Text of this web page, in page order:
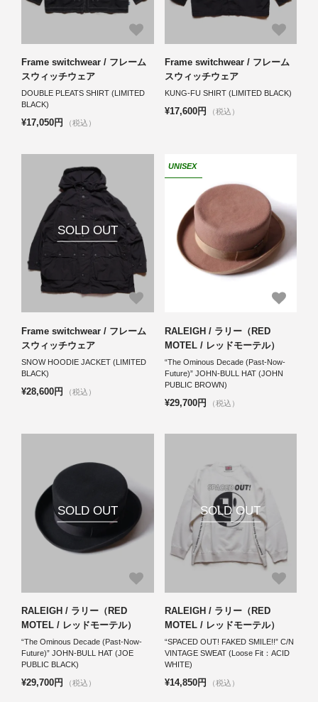
Frame switchwear / フレーム
スウィッチウェア
DOUBLE PLEATS SHIRT (LIMITED
BLACK)
¥17,050円 （税込）
Frame switchwear / フレーム
スウィッチウェア
KUNG-FU SHIRT (LIMITED BLACK)
¥17,600円 （税込）
SOLD OUT
Frame switchwear / フレーム
スウィッチウェア
SNOW HOODIE JACKET (LIMITED
BLACK)
¥28,600円 （税込）
UNISEX
RALEIGH / ラリー（RED
MOTEL / レッドモーテル）
“The Ominous Decade (Past-Now-
Future)” JOHN-BULL HAT (JOHN
PUBLIC BROWN)
¥29,700円 （税込）
SOLD OUT
RALEIGH / ラリー（RED
MOTEL / レッドモーテル）
“The Ominous Decade (Past-Now-
Future)” JOHN-BULL HAT (JOE
PUBLIC BLACK)
¥29,700円 （税込）
SOLD OUT
RALEIGH / ラリー（RED
MOTEL / レッドモーテル）
“SPACED OUT! FAKED SMILE!!” C/N
VINTAGE SWEAT (Loose Fit：ACID
WHITE)
¥14,850円 （税込）